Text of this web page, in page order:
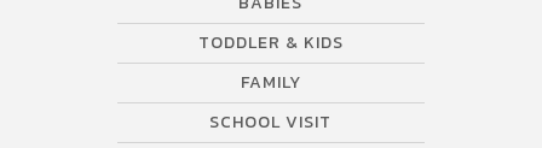
TODDLER & KIDS
FAMILY
SCHOOL VISIT